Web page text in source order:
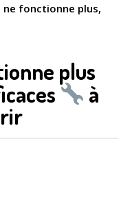
ne fonctionne plus,
plus
à